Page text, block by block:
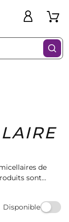
Bons
Plans
de
sont
tout en
la lotion
Disponible
Filtres